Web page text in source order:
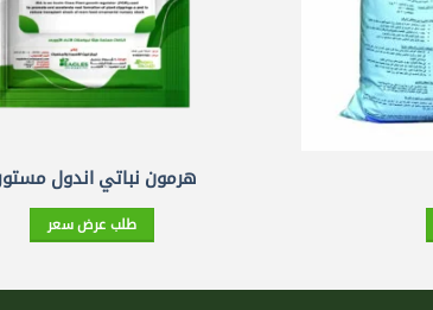
هرمون نباتي اندول
طلب عرض سعر